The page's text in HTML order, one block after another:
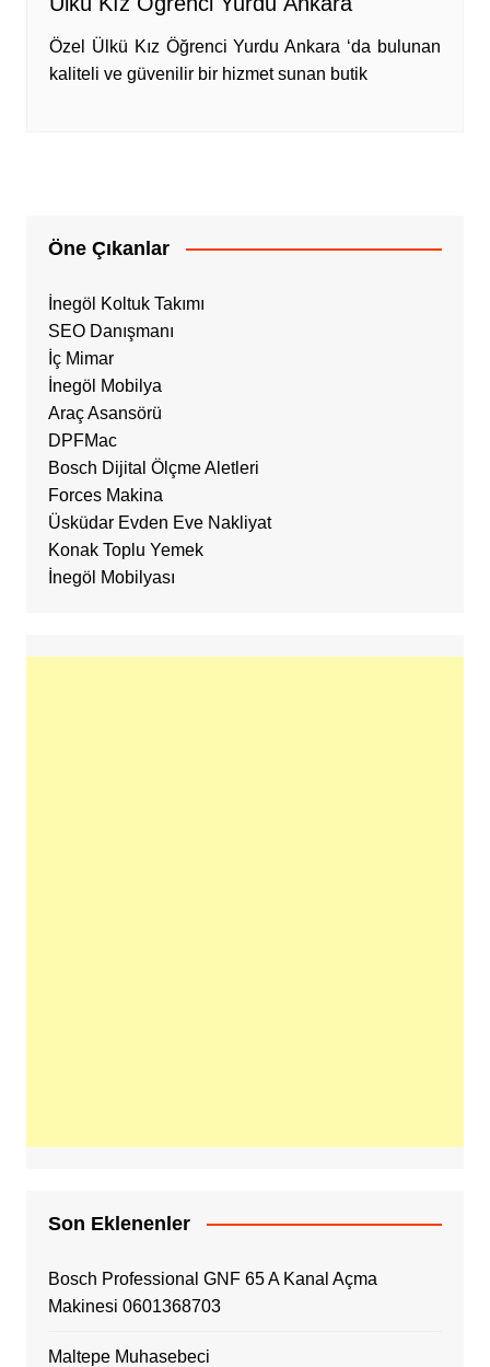
Özel Ülkü Kız Öğrenci Yurdu Ankara ‘da bulunan
kaliteli ve güvenilir bir hizmet sunan butik
Öne Çıkanlar
İnegöl Koltuk Takımı
SEO Danışmanı
İç Mimar
İnegöl Mobilya
Araç Asansörü
DPFMac
Bosch Dijital Ölçme Aletleri
Forces Makina
Üsküdar Evden Eve Nakliyat
Konak Toplu Yemek
İnegöl Mobilyası
Son Eklenenler
Bosch Professional GNF 65 A Kanal Açma
Makinesi 0601368703
Maltepe Muhasebeci